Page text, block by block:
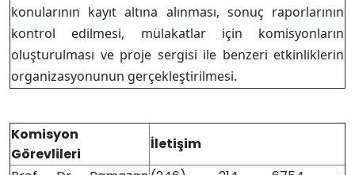
konularının kayıt altına alınması, sonuç raporlarının
kontrol edilmesi, mülakatlar için komisyonların
oluşturulması ve proje sergisi ile benzeri etkinliklerin
organizasyonunun gerçekleştirilmesi.
Komisyon
Görevlileri
İletişim